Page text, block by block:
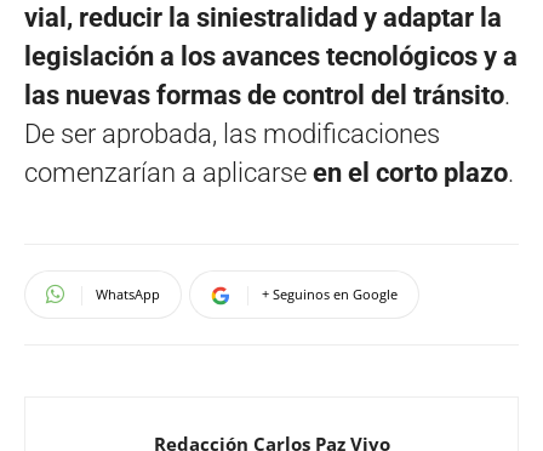
vial, reducir la siniestralidad y adaptar la
legislación a los avances tecnológicos y a
las nuevas formas de control del tránsito.
De ser aprobada, las modificaciones
comenzarían a aplicarse en el corto plazo.
WhatsApp + Seguinos en Google
Redacción Carlos Paz Vivo